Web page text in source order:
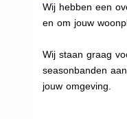
Wij hebben een
en om jouw
Wij staan graag
seasonbanden
jouw omgeving.